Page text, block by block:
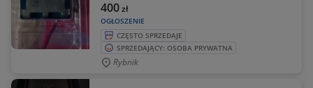
OGŁOSZENIE
400zł
CZĘSTO SPRZEDAJE
SPRZEDAJĄCY: OSOBA PRYWATNA
Rybnik